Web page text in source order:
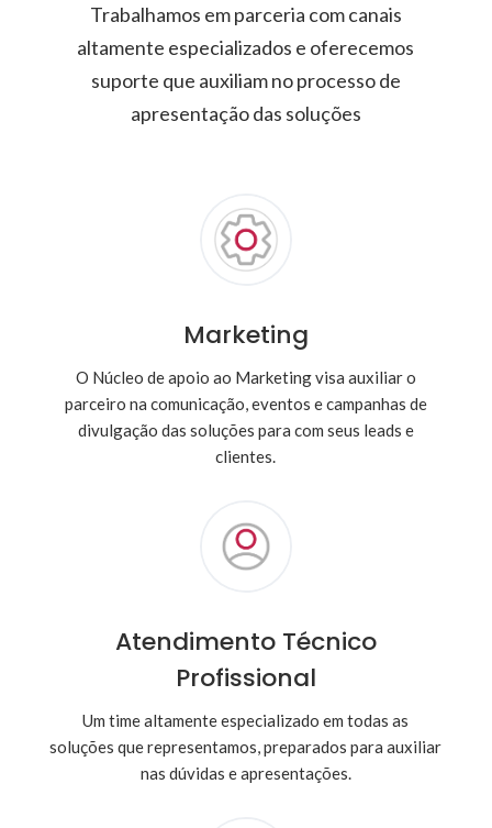
Trabalhamos em parceria com canais
altamente especializados e oferecemos
suporte que auxiliam no processo de
apresentação das soluções
Marketing
O Núcleo de apoio ao Marketing visa auxiliar o
parceiro na comunicação, eventos e campanhas de
divulgação das soluções para com seus leads e
clientes.
Atendimento Técnico
Profissional
Um time altamente especializado em todas as
soluções que representamos, preparados para auxiliar
nas dúvidas e apresentações.